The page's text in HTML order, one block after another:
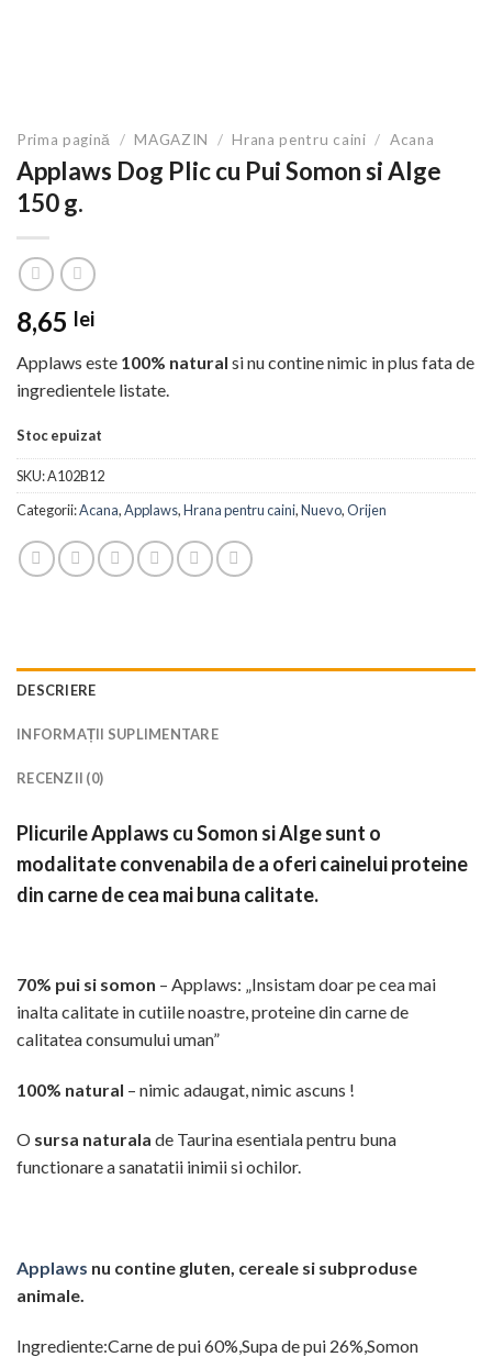
Prima pagină / MAGAZIN / Hrana pentru caini / Acana
Applaws Dog Plic cu Pui Somon si Alge
150 g.
8,65 lei
Applaws este 100% natural si nu contine nimic in plus fata de
ingredientele listate.
Stoc epuizat
SKU:A102B12
Categorii:Acana,Applaws,Hrana pentru caini,Nuevo,Orijen
DESCRIERE
INFORMAȚII SUPLIMENTARE
RECENZII (0)
Plicurile Applaws cu Somon si Alge sunt o
modalitate convenabila de a oferi cainelui proteine
din carne de cea mai buna calitate.
70% pui si somon – Applaws: „Insistam doar pe cea mai
inalta calitate in cutiile noastre, proteine din carne de
calitatea consumului uman”
100% natural – nimic adaugat, nimic ascuns !
O sursa naturala de Taurina esentiala pentru buna
functionare a sanatatii inimii si ochilor.
Applaws nu contine gluten, cereale si subproduse
animale.
Ingrediente:Carne de pui 60%,Supa de pui 26%,Somon